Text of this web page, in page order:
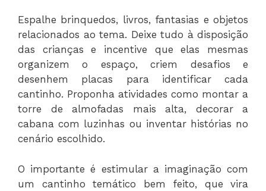
Espalhe brinquedos, livros, fantasias e objetos
relacionados ao tema. Deixe tudo à disposição
das crianças e incentive que elas mesmas
organizem o espaço, criem desafios e
desenhem placas para identificar cada
cantinho. Proponha atividades como montar a
torre de almofadas mais alta, decorar a
cabana com luzinhas ou inventar histórias no
cenário escolhido.
O importante é estimular a imaginação com
um cantinho temático bem feito, que vira